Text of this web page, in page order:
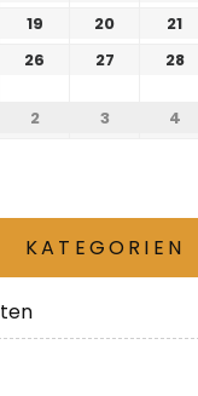
19 20 21
26 27 28
2 3 4
KATEGORIEN